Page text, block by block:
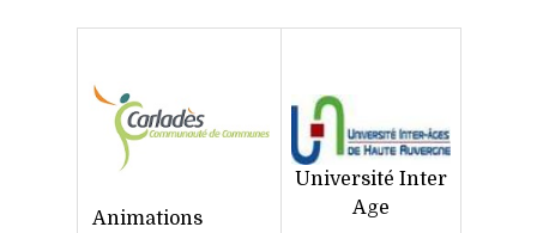
Animations
Université Inter
Age